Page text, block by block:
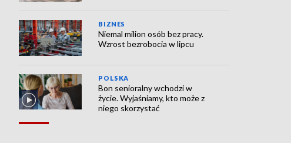
BIZNES
Niemal milion osób bez pracy.
Wzrost bezrobocia w lipcu
POLSKA
Bon senioralny wchodzi w
życie. Wyjaśniamy, kto może z
niego skorzystać